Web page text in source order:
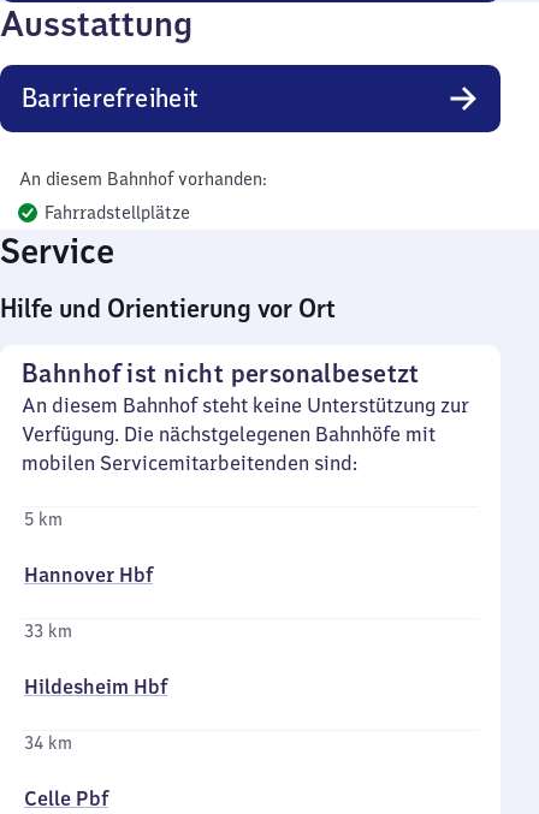
Ausstattung
Barrierefreiheit
An diesem Bahnhof vorhanden:
Fahrradstellplätze
Service
Hilfe und Orientierung vor Ort
Bahnhof ist nicht personalbesetzt
An diesem Bahnhof steht keine Unterstützung zur
Verfügung. Die nächstgelegenen Bahnhöfe mit
mobilen Servicemitarbeitenden sind:
5 km
Hannover Hbf
33 km
Hildesheim Hbf
34 km
Celle Pbf